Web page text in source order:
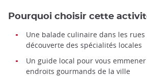
Pourquoi choisir cette
Une balade culinaire dans les rues
découverte des spécialités locales
Un guide local pour vous
endroits gourmands de la ville